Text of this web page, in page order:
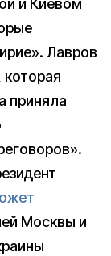
и Киевом
Лавров
приняла
Москвы и